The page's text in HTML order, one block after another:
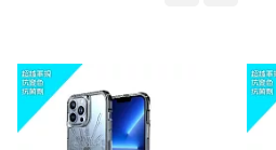
Non Takayama(47)
康軒(282)